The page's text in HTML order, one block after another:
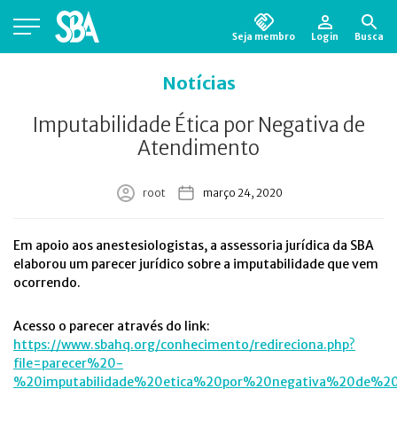
Seja membro Login Busca
Notícias
Imputabilidade Ética por Negativa de
Atendimento
root março 24, 2020
Em apoio aos anestesiologistas, a assessoria jurídica da SBA
elaborou um parecer jurídico sobre a imputabilidade que vem
ocorrendo.
Acesso o parecer através do link:
https://www.sbahq.org/conhecimento/redireciona.php?
file=parecer%20-